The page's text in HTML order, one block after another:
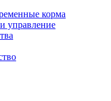
корма
управление